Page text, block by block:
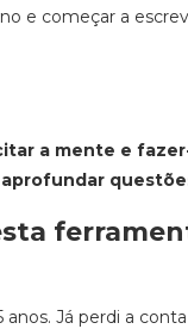
e começar a
a mente e
anos. Já perdi a